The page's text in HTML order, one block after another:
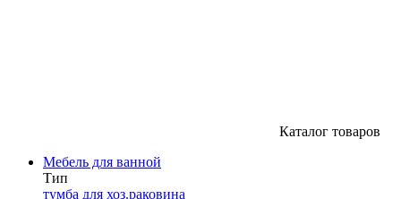
Каталог товаров
Мебель для ванной
Тип
тумба для хоз.раковина